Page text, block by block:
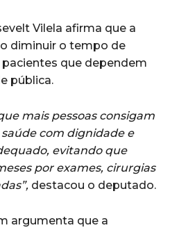
Vilela afirma que a
diminuir o tempo de
que dependem
pública.
mais pessoas consigam
saúde com dignidade e
evitando que
por exames, cirurgias
destacou o deputado.
argumenta que a